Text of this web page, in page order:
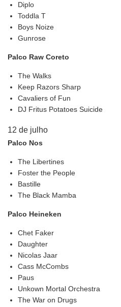
Diplo
Toddla T
Boys Noize
Gunrose
Palco Raw Coreto
The Walks
Keep Razors Sharp
Cavaliers of Fun
DJ Fritus Potatoes Suicide
12 de julho
Palco Nos
The Libertines
Foster the People
Bastille
The Black Mamba
Palco Heineken
Chet Faker
Daughter
Nicolas Jaar
Cass McCombs
Paus
Unkown Mortal Orchestra
The War on Drugs